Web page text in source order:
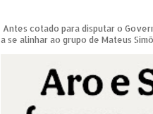
Antes cotado para disputar o
a se alinhar ao grupo de Mateus